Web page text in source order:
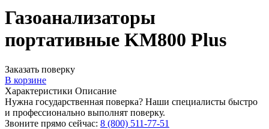
Газоанализаторы
портативные KM800 Plus
Заказать поверку
В корзине
Характеристики Описание
Нужна государственная поверка? Наши специалисты быстро
и профессионально выполнят поверку.
Звоните прямо сейчас: 8 (800) 511-77-51